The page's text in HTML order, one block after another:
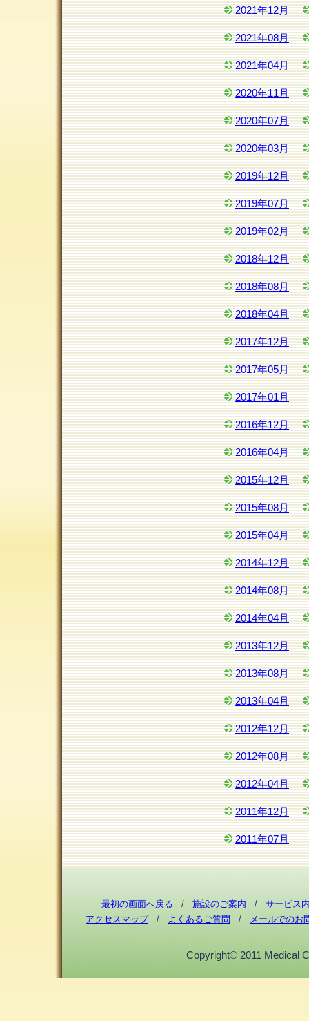
2021年12月
2021年08月
2021年04月
2020年11月
2020年07月
2020年03月
2019年12月
2019年07月
2019年02月
2018年12月
2018年08月
2018年04月
2017年12月
2017年05月
2017年01月
2016年12月
2016年04月
2015年12月
2015年08月
2015年04月
2014年12月
2014年08月
2014年04月
2013年12月
2013年08月
2013年04月
2012年12月
2012年08月
2012年04月
2011年12月
2011年07月
最初の画面へ戻る / 施設のご案内 / サービス
アクセスマップ/ よくあるご質問 / メールでのお
Copyright© 2011 Medical